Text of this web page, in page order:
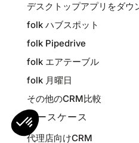
デスクトップアプリをダウ
folk ハブスポット
folk Pipedrive
folk エアテーブル
folk 月曜日
その他のCRM比較
ユースケース
代理店向けCRM